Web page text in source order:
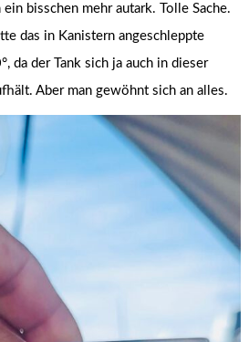
bisschen mehr autark. Tolle Sache.
das in Kanistern angeschleppte
da der Tank sich ja auch in dieser
Aber man gewöhnt sich an alles.